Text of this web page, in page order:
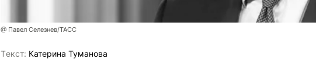
@ Павел Селезнев/ТАСС
Tекст: Катерина Туманова